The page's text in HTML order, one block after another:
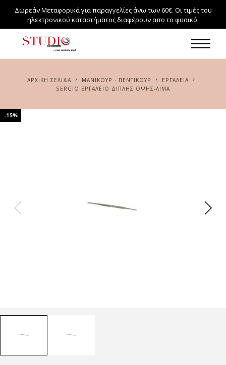
Δωρεάν Μεταφορικά για παραγγελίες άνω των 60€. Οι τιμές του
ηλεκτρονικού καταστήματος διαφέρουν απο το φυσικό.
ΑΡΧΙΚΉ ΣΕΛΊΔΑ ΜΑΝΙΚΟΥΡ - ΠΕΝΤΙΚΟΥΡ
ΕΡΓΑΛΕΙΑ
SERGIΟ ΕΡΓΑΛΕΊΟ ΔΙΠΛΉΣ ΌΨΗΣ-ΛΊΜΑ
-15%